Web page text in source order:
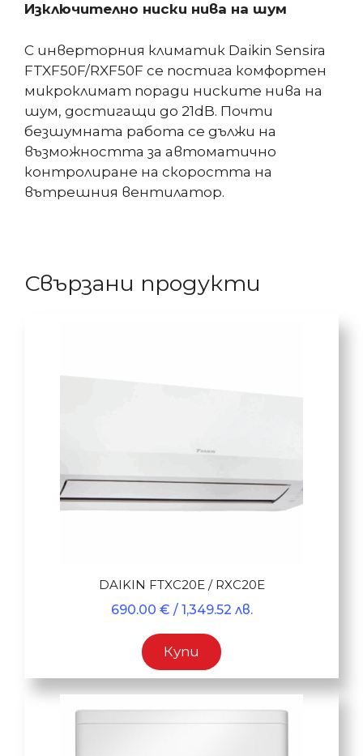
Изключително ниски нива на шум
С инверторния климатик Daikin Sensira
FTXF50F/RXF50F се постига комфортен
микроклимат поради ниските нива на
шум, достигащи до 21dB. Почти
безшумната работа се дължи на
възможността за автоматично
контролиране на скоростта на
вътрешния вентилатор.
Свързани продукти
DAIKIN FTXC20E / RXC20E
690.00 € / 1,349.52 лв.
Купи